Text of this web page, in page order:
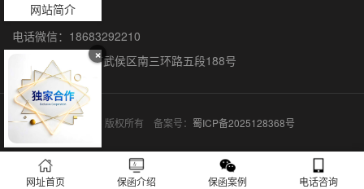
网站简介
×
联系人：石阳
电话微信：18683292210
联系地址：成都市武侯区南三环路五段188号
保函网 © 2015-2026 版权所有 备案号： 蜀ICP备2025128368号
网址首页 保函介绍 保函案例 电话咨询